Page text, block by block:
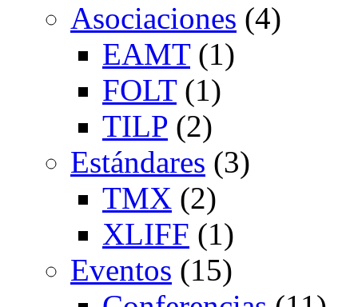
Asociaciones (4)
EAMT(1)
FOLT(1)
TILP (2)
Estándares (3)
TMX (2)
XLIFF (1)
Eventos (15)